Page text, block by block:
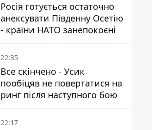
Росія готується остаточно
анексувати Південну Осетію
- країни НАТО занепокоєні
22:35
Все скінчено - Усик
пообіцяв не повертатися на
ринг після наступного бою
22:17